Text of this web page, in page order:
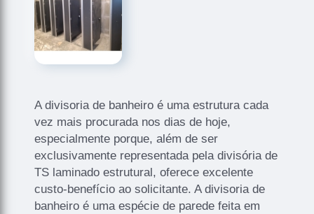
A divisoria de banheiro é uma estrutura cada
vez mais procurada nos dias de hoje,
especialmente porque, além de ser
exclusivamente representada pela divisória de
TS laminado estrutural, oferece excelente
custo-benefício ao solicitante. A divisoria de
banheiro é uma espécie de parede feita em